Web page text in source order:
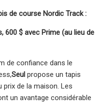
de course Nordic Track :
600 $ avec Prime (au lieu de
de confiance dans le
Seul propose un tapis
prix de la maison. Les
un avantage considérable